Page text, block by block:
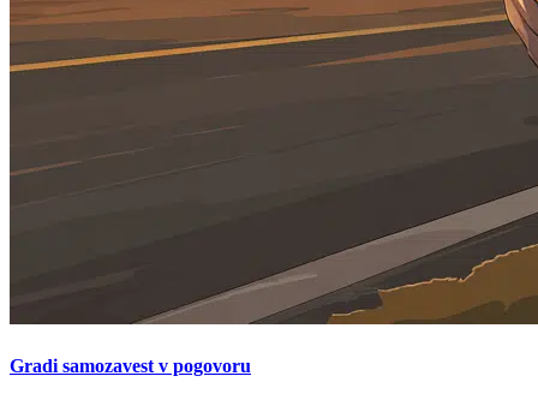
Gradi samozavest v pogovoru